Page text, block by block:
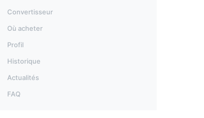
Convertisseur
Où acheter
Profil
Historique
Actualités
FAQ